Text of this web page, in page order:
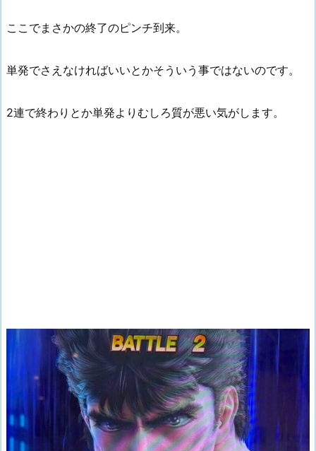
ここでまさかの終了のピンチ到来。
単発でさえなければいいとかそういう事ではないのです。
2連で終わりとか単発よりむしろ質が悪い気がします。